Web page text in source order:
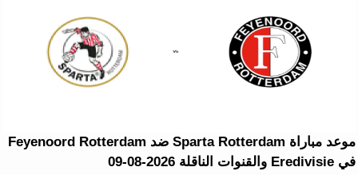
موعد مباراة Sparta Rotterdam ضد Feyenoord Rotterdam
في Eredivisie والقنوات الناقلة 2026-08-09